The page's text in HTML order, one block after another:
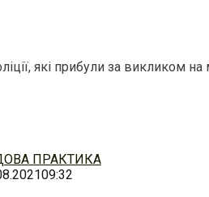
які прибули за викликом
ПРАКТИКА
09:32